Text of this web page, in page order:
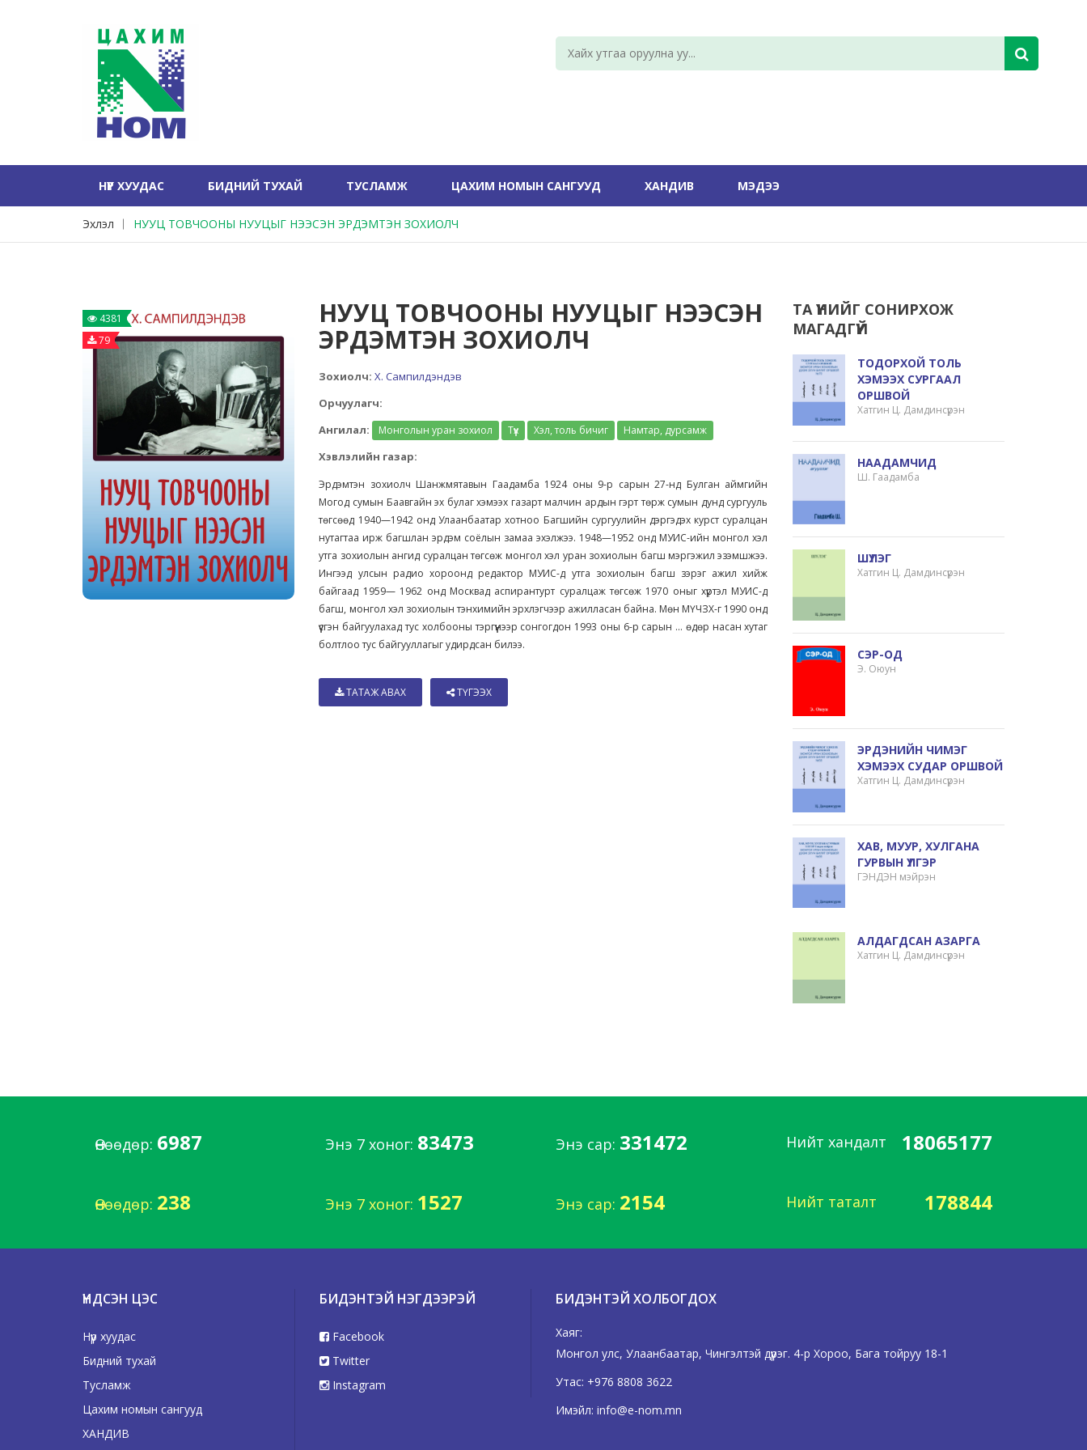
НҮҮР ХУУДАС БИДНИЙ ТУХАЙ ТУСЛАМЖ ЦАХИМ НОМЫН САНГУУД ХАНДИВ МЭДЭЭ
Эхлэл НУУЦ ТОВЧООНЫ НУУЦЫГ НЭЭСЭН ЭРДЭМТЭН ЗОХИОЛЧ
4381
79
НУУЦ ТОВЧООНЫ НУУЦЫГ НЭЭСЭН
ЭРДЭМТЭН ЗОХИОЛЧ
Зохиолч: Х. Сампилдэндэв
Орчуулагч:
Ангилал:
Монголын уран зохиол Түүх Хэл, толь бичиг Намтар, дурсамж
Хэвлэлийн газар:
Эрдэмтэн зохиолч Шанжмятавын Гаадамба 1924 оны 9-р сарын 27-нд Булган аймгийн
Могод сумын Баавгайн эх булаг хэмээх газарт малчин ардын гэрт төрж сумын дунд сургууль
төгсөөд 1940—1942 онд Улаанбаатар хотноо Багшийн сургуулийн дэргэдэх курст суралцан
нутагтаа ирж багшлан эрдэм соёлын замаа эхэлжээ. 1948—1952 онд МУИС-ийн монгол хэл
утга зохиолын ангид суралцан төгсөж монгол хэл уран зохиолын багш мэргэжил эзэмшжээ.
Ингээд улсын радио хороонд редактор МУИС-д утга зохиолын багш зэрэг ажил хийж
байгаад 1959— 1962 онд Москвад аспирантурт суралцаж төгсөж 1970 оныг хүртэл МУИС-д
багш, монгол хэл зохиолын тэнхимийн эрхлэгчээр ажилласан байна. Мөн МҮЧЗХ-г 1990 онд
үүсгэн байгуулахад тус холбооны тэргүүнээр сонгогдон 1993 оны 6-р сарын ... өдөр насан хутаг
болтлоо тус байгууллагыг удирдсан билээ.
ТАТАЖ АВАХ ТҮГЭЭХ
ТА ҮҮНИЙГ СОНИРХОЖ
МАГАДГҮЙ
ТОДОРХОЙ ТОЛЬ
ХЭМЭЭХ СУРГААЛ
ОРШВОЙ
Хатгин Ц. Дамдинсүрэн
НААДАМЧИД
Ш. Гаадамба
ШҮЛЭГ
Хатгин Ц. Дамдинсүрэн
СЭР-ОД
Э. Оюун
ЭРДЭНИЙН ЧИМЭГ
ХЭМЭЭХ СУДАР ОРШВОЙ
Хатгин Ц. Дамдинсүрэн
ХАВ, МУУР, ХУЛГАНА
ГУРВЫН ҮЛГЭР
ГЭНДЭН мэйрэн
АЛДАГДСАН АЗАРГА
Хатгин Ц. Дамдинсүрэн
Өнөөдөр: 6987 Энэ 7 хоног: 83473 Энэ сар: 331472 Нийт хандалт 18065177
Өнөөдөр: 238 Энэ 7 хоног: 1527 Энэ сар: 2154 Нийт таталт 178844
ҮНДСЭН ЦЭС
Нүүр хуудас
Бидний тухай
Тусламж
Цахим номын сангууд
ХАНДИВ
БИДЭНТЭЙ НЭГДЭЭРЭЙ
Facebook
Twitter
Instagram
БИДЭНТЭЙ ХОЛБОГДОХ
Хаяг:
Монгол улс, Улаанбаатар, Чингэлтэй дүүрэг. 4-р Хороо, Бага тойруу 18-1
Утас: +976 8808 3622
Имэйл: info@e-nom.mn